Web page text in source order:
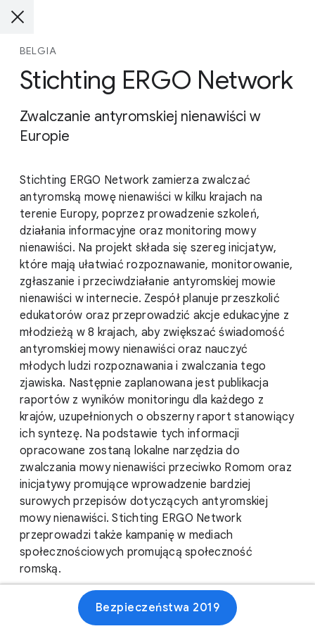
BELGIA
Stichting ERGO Network
Zwalczanie antyromskiej nienawiści w
Europie
Stichting ERGO Network zamierza zwalczać
antyromską mowę nienawiści w kilku krajach na
terenie Europy, poprzez prowadzenie szkoleń,
działania informacyjne oraz monitoring mowy
nienawiści. Na projekt składa się szereg inicjatyw,
które mają ułatwiać rozpoznawanie, monitorowanie,
zgłaszanie i przeciwdziałanie antyromskiej mowie
nienawiści w internecie. Zespół planuje przeszkolić
edukatorów oraz przeprowadzić akcje edukacyjne z
młodzieżą w 8 krajach, aby zwiększać świadomość
antyromskiej mowy nienawiści oraz nauczyć
młodych ludzi rozpoznawania i zwalczania tego
zjawiska. Następnie zaplanowana jest publikacja
raportów z wyników monitoringu dla każdego z
krajów, uzupełnionych o obszerny raport stanowiący
ich syntezę. Na podstawie tych informacji
opracowane zostaną lokalne narzędzia do
zwalczania mowy nienawiści przeciwko Romom oraz
inicjatywy promujące wprowadzenie bardziej
surowych przepisów dotyczących antyromskiej
mowy nienawiści. Stichting ERGO Network
przeprowadzi także kampanię w mediach
społecznościowych promującą społeczność
romską.
Bezpieczeństwa 2019